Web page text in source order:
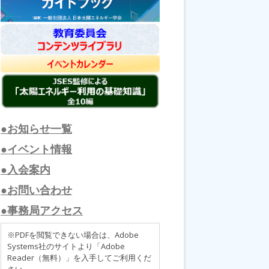
●お知らせ一覧
●イベント情報
●入会案内
●お問い合わせ
●事務局アクセス
※PDFを閲覧できない場合は、Adobe
Systems社のサイトより「Adobe
Reader（無料）」を入手してご利用くだ